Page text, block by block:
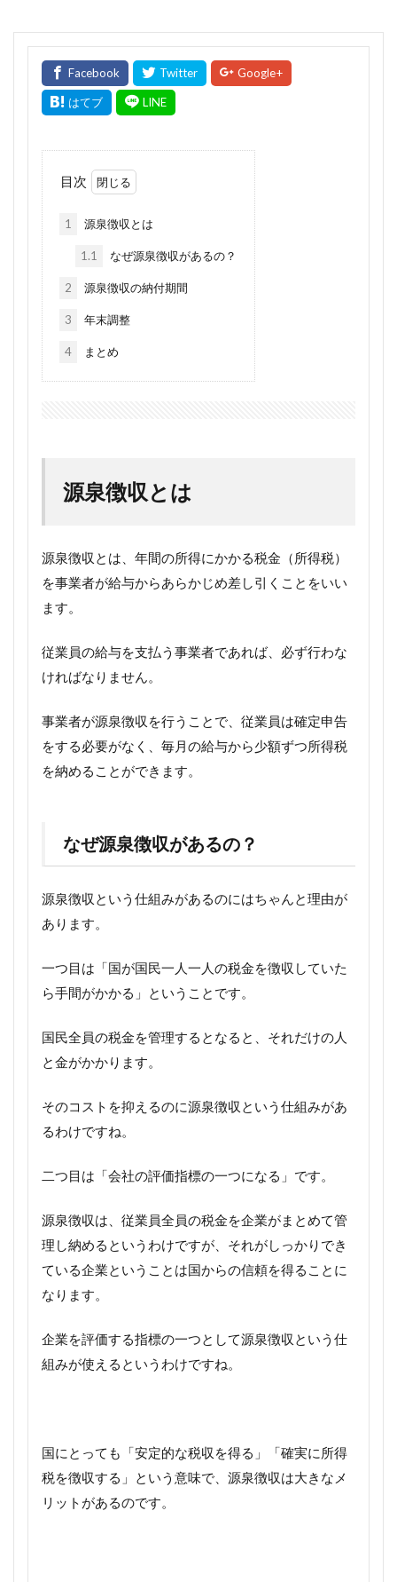
目次
1 源泉徴収とは
1.1 なぜ源泉徴収があるの？
2 源泉徴収の納付期間
3 年末調整
4 まとめ
源泉徴収とは
源泉徴収とは、年間の所得にかかる税金（所得税）
を事業者が給与からあらかじめ差し引くことをいい
ます。
従業員の給与を支払う事業者であれば、必ず行わな
ければなりません。
事業者が源泉徴収を行うことで、従業員は確定申告
をする必要がなく、毎月の給与から少額ずつ所得税
を納めることができます。
なぜ源泉徴収があるの？
源泉徴収という仕組みがあるのにはちゃんと理由が
あります。
一つ目は「国が国民一人一人の税金を徴収していた
ら手間がかかる」ということです。
国民全員の税金を管理するとなると、それだけの人
と金がかかります。
そのコストを抑えるのに源泉徴収という仕組みがあ
るわけですね。
二つ目は「会社の評価指標の一つになる」です。
源泉徴収は、従業員全員の税金を企業がまとめて管
理し納めるというわけですが、それがしっかりでき
ている企業ということは国からの信頼を得ることに
なります。
企業を評価する指標の一つとして源泉徴収という仕
組みが使えるというわけですね。
国にとっても「安定的な税収を得る」「確実に所得
税を徴収する」という意味で、源泉徴収は大きなメ
リットがあるのです。